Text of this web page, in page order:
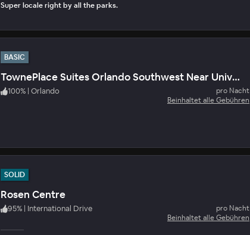
Super locale right by all the parks.
BASIC
TownePlace Suites Orlando Southwest Near Universal
100% | Orlando
pro Nacht
Beinhaltet alle Gebühren
SOLID
Rosen Centre
95% | International Drive
pro Nacht
Beinhaltet alle Gebühren